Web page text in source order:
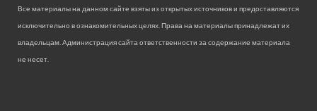
Все материалы на данном сайте взяты из открытых источников и предоставляются
исключительно в ознакомительных целях. Права на материалы принадлежат их
владельцам. Администрация сайта ответственности за содержание материала
не несет.